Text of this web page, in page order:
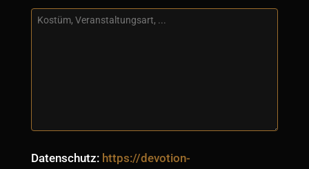
Datenschutz: https://devotion-